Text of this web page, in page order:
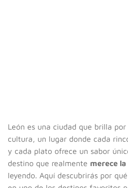
León es una ciudad que brilla
cultura, un lugar donde cada
y cada plato ofrece un sabor
destino que realmente merece
leyendo. Aquí descubrirás por